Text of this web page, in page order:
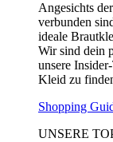
Angesichts
verbunden
ideale
Wir sind dein
unsere
Kleid zu
Shopping
UNSERE